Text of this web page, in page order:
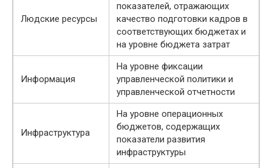
Людские ресурсы
показателей, отражающих
качество подготовки кадров в
соответствующих бюджетах и
на уровне бюджета затрат
Информация
На уровне фиксации
управленческой политики и
управленческой отчетности
Инфраструктура
На уровне операционных
бюджетов, содержащих
показатели развития
инфраструктуры